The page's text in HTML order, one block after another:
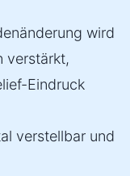
wird
verstärkt,
Eindruck
verstellbar und